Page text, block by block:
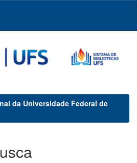
da Universidade Federal de